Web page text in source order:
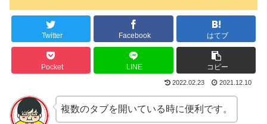
Twitter Facebook はてブ
Pocket LINE コピー
2022.02.23 2021.12.10
複数のタブを開いている時に便利です。